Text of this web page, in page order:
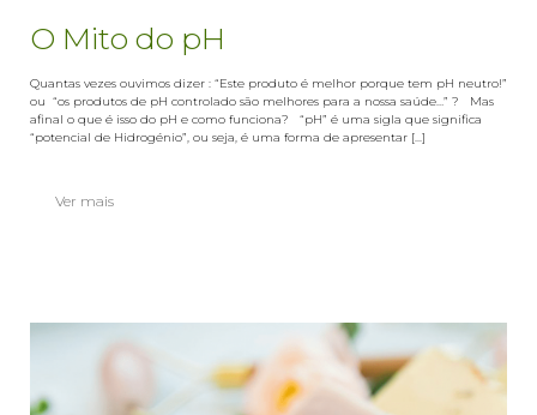
O Mito do pH
Quantas vezes ouvimos dizer : “Este produto é melhor porque tem pH neutro!”
ou “os produtos de pH controlado são melhores para a nossa saúde…” ? Mas
afinal o que é isso do pH e como funciona? “pH” é uma sigla que significa
“potencial de Hidrogénio”, ou seja, é uma forma de apresentar [...]
Ver mais